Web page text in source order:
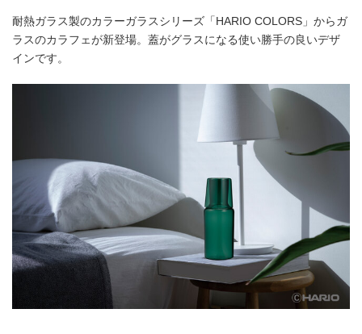
耐熱ガラス製のカラーガラスシリーズ「HARIO COLORS」からガ
ラスのカラフェが新登場。蓋がグラスになる使い勝手の良いデザ
インです。